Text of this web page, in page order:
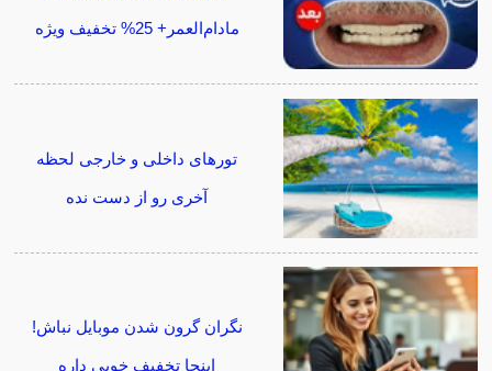
مادام‌العمر+ 25% تخفیف ویژه
تورهای داخلی و خارجی لحظه
آخری رو از دست نده
نگران گرون شدن موبایل نباش!
اینجا تخفیف خوبی داره